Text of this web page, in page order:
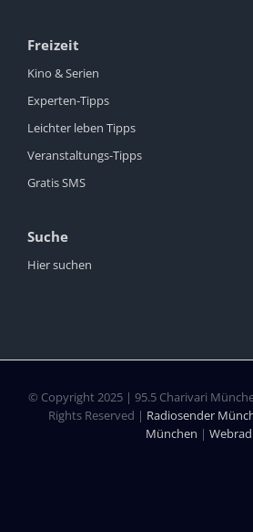
Freizeit
Kino & Serien
Experten-Tipps
Leichter leben Tipps
Veranstaltungs-Tipps
Gratis SMS
Suche
Hier suchen
© Copyright 2025 | 95.5 Charivari
Rights Reserved | Radiosender
München |